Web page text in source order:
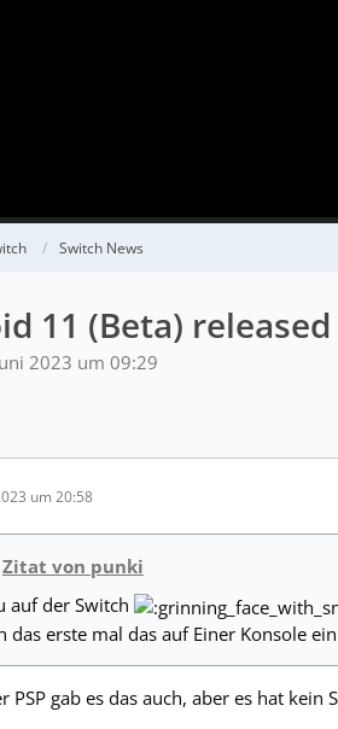
Switch News
11 (Beta) released
2023 um 09:29
um 20:58
Zitat von punki
auf der Switch
das erste mal das auf Einer Konsole
PSP gab es das auch, aber es hat kein